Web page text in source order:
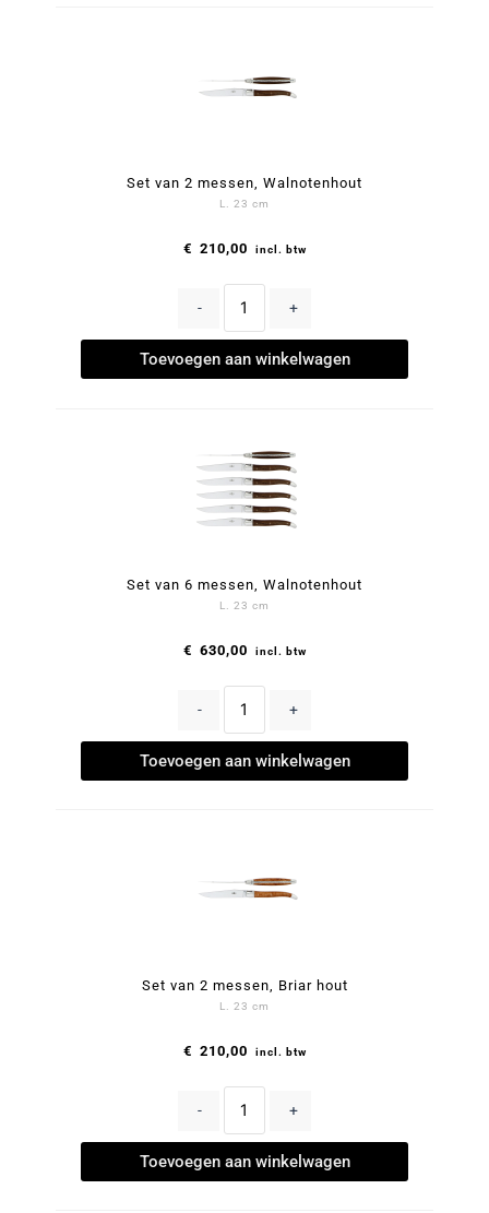
Set van 2 messen, Walnotenhout
L. 23 cm
€ 210,00 incl. btw
- +
Toevoegen aan winkelwagen
Set van 6 messen, Walnotenhout
L. 23 cm
€ 630,00 incl. btw
- +
Toevoegen aan winkelwagen
Set van 2 messen, Briar hout
L. 23 cm
€ 210,00 incl. btw
- +
Toevoegen aan winkelwagen